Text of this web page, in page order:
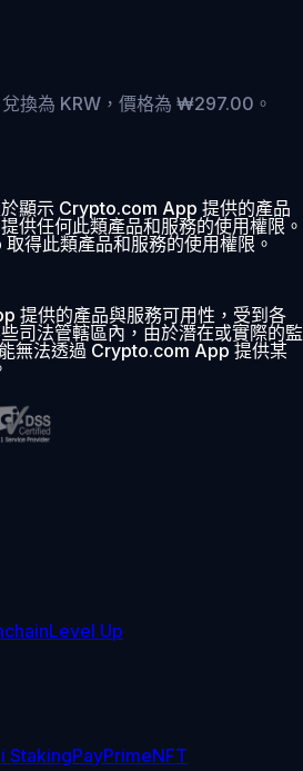
換為 KRW，價格為 ₩297.00。
顯示 Crypto.com App 提供的產品
供任何此類產品和服務的使用權限。
得此類產品和服務的使用權限。
提供的產品與服務可用性，受到各
司法管轄區內，由於潛在或實際的監
無法透過 Crypto.com App 提供某
Level Up
StakingPayPrimeNFT